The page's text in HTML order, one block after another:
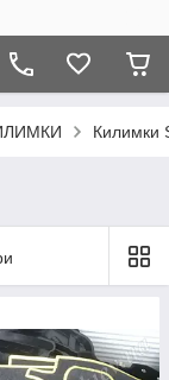
Килимки